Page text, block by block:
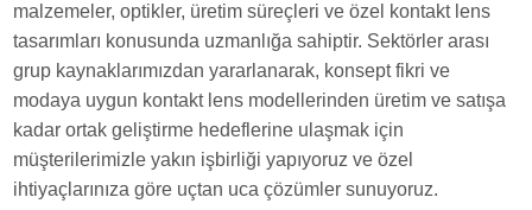
malzemeler, optikler, üretim süreçleri ve özel kontakt lens
tasarımları konusunda uzmanlığa sahiptir. Sektörler arası
grup kaynaklarımızdan yararlanarak, konsept fikri ve
modaya uygun kontakt lens modellerinden üretim ve satışa
kadar ortak geliştirme hedeflerine ulaşmak için
müşterilerimizle yakın işbirliği yapıyoruz ve özel
ihtiyaçlarınıza göre uçtan uca çözümler sunuyoruz.